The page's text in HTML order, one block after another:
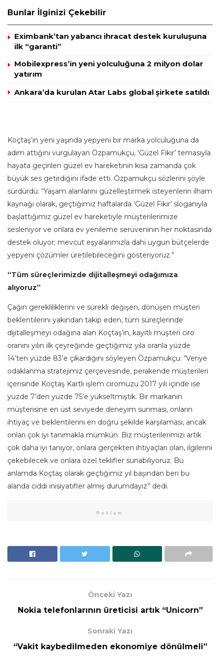
Bunlar İlginizi Çekebilir
Eximbank’tan yabancı ihracat destek kuruluşuna
ilk “garanti”
Mobilexpress’in yeni yolculuğuna 2 milyon dolar
yatırım
Ankara’da kurulan Atar Labs global şirkete satıldı
Koçtaş’ın yeni yaşında yepyeni bir marka yolculuğuna da
adım attığını vurgulayan Özpamukçu, ‘Güzel Fikir’ temasıyla
hayata geçirilen güzel ev hareketinin kısa zamanda çok
büyük ses getirdiğini ifade etti. Özpamukçu sözlerini şöyle
sürdürdü: “Yaşam alanlarını güzelleştirmek isteyenlerin ilham
kaynağı olarak, geçtiğimiz haftalarda ‘Güzel Fikir’ sloganıyla
başlattığımız güzel ev hareketiyle müşterilerimize
sesleniyor ve onlara ev yenileme serüveninin her noktasında
destek oluyor; mevcut eşyalarımızla dahi uygun bütçelerde
yepyeni çözümler üretilebileceğini gösteriyoruz.”
“Tüm süreçlerimizde dijitalleşmeyi odağımıza
alıyoruz”
Çağın gerekliliklerini ve sürekli değişen, dönüşen müşteri
beklentilerini yakından takip eden, tüm süreçlerinde
dijitalleşmeyi odağına alan Koçtaş’ın, kayıtlı müşteri ciro
oranını yılın ilk çeyreğinde geçtiğimiz yıla oranla yüzde
14’ten yüzde 83’e çıkardığını söyleyen Özpamukçu: “Veriye
odaklanma stratejimiz çerçevesinde, perakende müşterileri
içerisinde Koçtaş Kartlı işlem ciromuzu 2017 yılı içinde ise
yüzde 7’den yüzde 75’e yükseltmiştik. Bir markanın
müşterisine en üst seviyede deneyim sunması, onların
ihtiyaç ve beklentilerini en doğru şekilde karşılaması, ancak
onları çok iyi tanımakla mümkün. Biz müşterilerimizi artık
çok daha iyi tanıyor, onlara gerçekten ihtiyaçları olan, ilgilerini
çekebilecek ve onlara özel teklifler sunabiliyoruz. Bu
anlamda Koçtaş olarak geçtiğimiz yıl başından beri bu
alanda ciddi inisiyatifler almış durumdayız” dedi.
Reklam
Önceki Yazı
Nokia telefonlarının üreticisi artık “Unicorn”
Sonraki Yazı
“Vakit kaybedilmeden ekonomiye dönülmeli”